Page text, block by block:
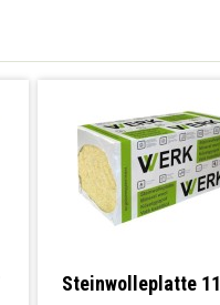
Steinwolleplatte